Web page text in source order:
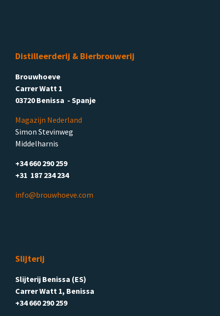
Distilleerderij & Bierbrouwerij
Brouwhoeve
Carrer Watt 1
03720 Benissa - Spanje
Magazijn Nederland
Simon Stevinweg
Middelharnis
+34 660 290 259
+31 187 234 234
info@brouwhoeve.com
Slijterij
Slijterij Benissa (ES)
Carrer Watt 1, Benissa
+34 660 290 259